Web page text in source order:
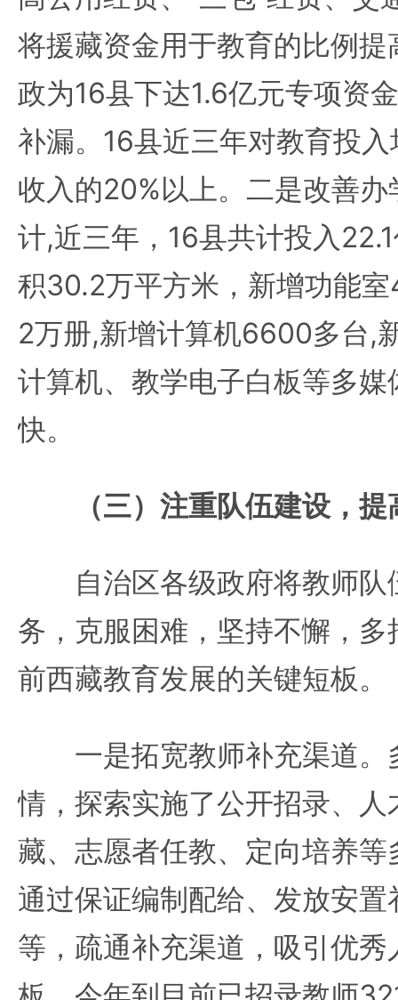
将援藏资金用于教育的比例
政为16县下达1.6亿元专项资
补漏。16县近三年对教育投
收入的20%以上。二是改善
计,近三年，16县共计投入
积30.2万平方米，新增功能
2万册,新增计算机6600多台,
计算机、教学电子白板等多
快。
（三）注重队伍建设，提
自治区各级政府将教师队
务，克服困难，坚持不懈，
前西藏教育发展的关键短板。
一是拓宽教师补充渠道。
情，探索实施了公开招录、
藏、志愿者任教、定向培养
通过保证编制配给、发放安
等，疏通补充渠道，吸引优